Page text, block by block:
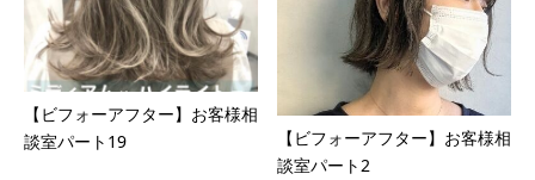
【ビフォーアフター】お客様相
談室パート19
【ビフォーアフター】お客様相
談室パート2